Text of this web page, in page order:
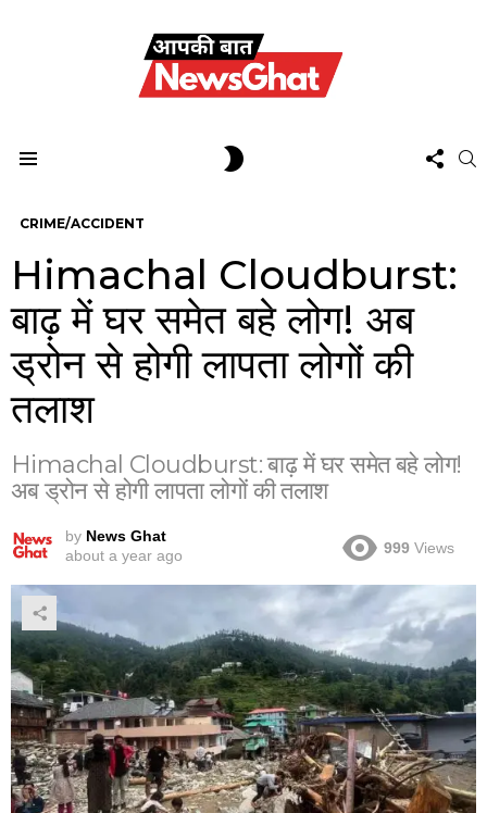
US
CRIME/ACCIDENT
Himachal Cloudburst:
बाढ़ में घर समेत बहे लोग! अब
ड्रोन से होगी लापता लोगों की
तलाश
Himachal Cloudburst: बाढ़ में घर समेत बहे लोग!
अब ड्रोन से होगी लापता लोगों की तलाश
by News Ghat
about a year ago
999 Views